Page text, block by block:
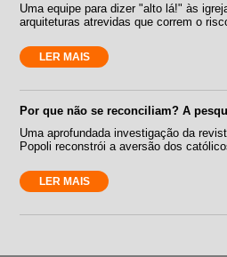
Uma equipe para dizer "alto lá!" às
arquiteturas atrevidas que correm o
LER MAIS
Por que não se reconciliam? A
Uma aprofundada investigação da
Popoli reconstrói a aversão dos
LER MAIS